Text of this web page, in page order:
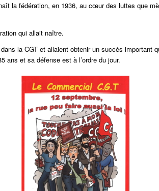
la fédération, en 1936, au cœur des luttes que
qui allait naître.
la CGT et allaient obtenir un succès important
ans et sa défense est à l’ordre du jour.